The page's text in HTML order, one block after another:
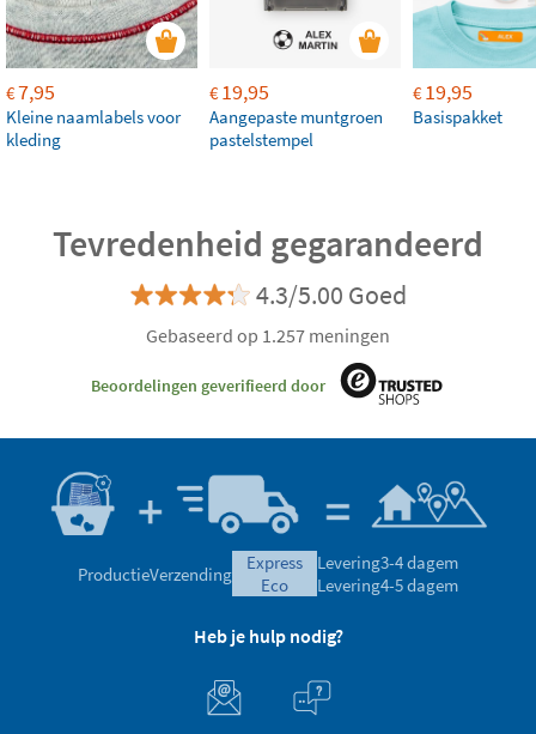
€7,95
Kleine naamlabels voor
kleding
€19,95
Aangepaste muntgroen
pastelstempel
€19,95
Basispakket
Tevredenheid gegarandeerd
4.3/5.00 Goed
Gebaseerd op 1.257 meningen
Beoordelingen geverifieerd door
ProductieVerzending
express
eco
Levering3-4 dagem
Levering4-5 dagem
Heb je hulp nodig?